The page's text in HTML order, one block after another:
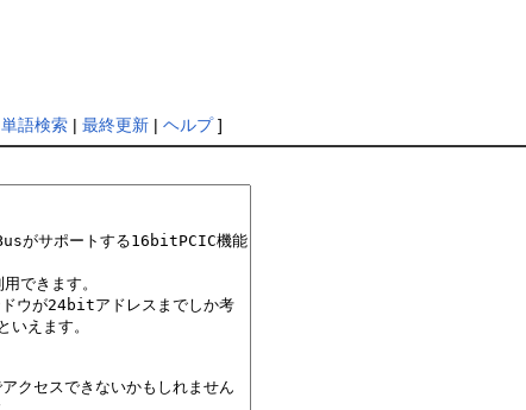
単語検索| 最終更新| ヘルプ]